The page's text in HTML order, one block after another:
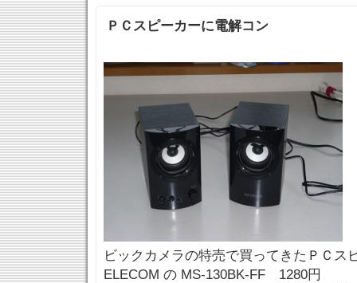
ＰＣスピーカーに電解コン
ビックカメラの特売で買ってきたＰＣス
ELECOM の MS-130BK-FF 1280円